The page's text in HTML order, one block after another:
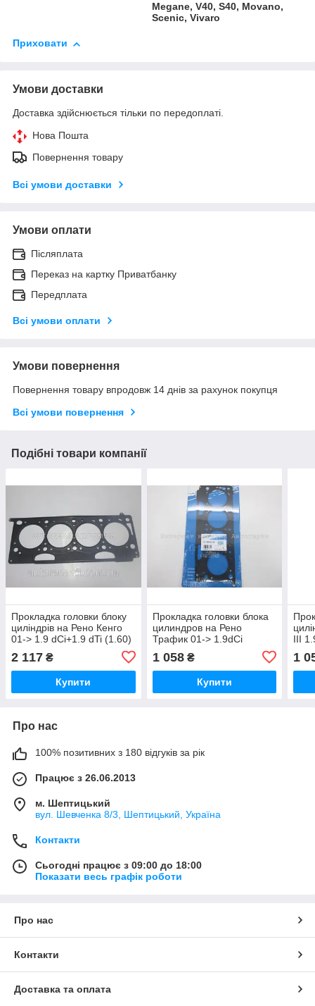
Megane, V40, S40, Movano,
Scenic, Vivaro
Приховати
Умови доставки
Доставка здійснюється тільки по передоплаті.
Нова Пошта
Повернення товару
Всі умови доставки
Умови оплати
Післяплата
Переказ на картку Приватбанку
Передплата
Всі умови оплати
Умови повернення
Повернення товару впродовж 14 днів за рахунок покупця
Всі умови повернення
Подібні товари компанії
Прокладка головки блоку
циліндрів на Рено Кенго
01-> 1.9 dCi+1.9 dTi (1.60)
613664510
2 117 ₴
Купити
Прокладка головки блока
цилиндров на Рено
Трафик 01-> 1.9dCi
VICTOR REINZ -
613664500
1 058₴
Купити
III
1
Про нас
100% позитивних з 180 відгуків за рік
Працює з 26.06.2013
м. Шептицький
вул. Шевченка 8/3, Шептицький, Україна
Контакти
Сьогодні працює з 09:00 до 18:00
Показати весь графік роботи
Про нас
Контакти
Доставка та оплата